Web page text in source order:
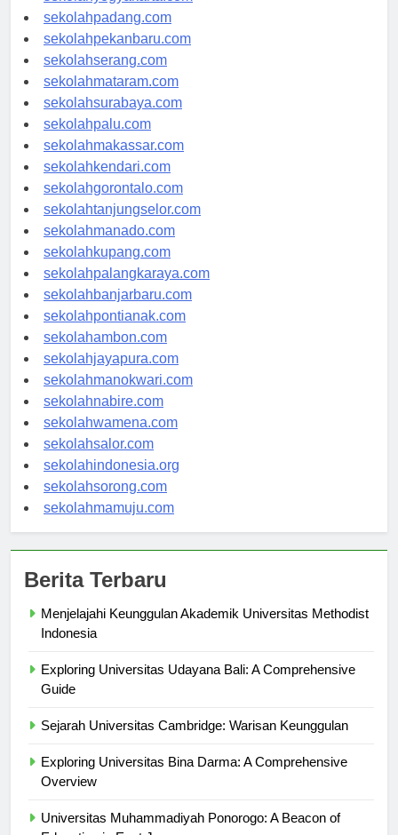
sekolahyogyakarta.com
sekolahpadang.com
sekolahpekanbaru.com
sekolahserang.com
sekolahmataram.com
sekolahsurabaya.com
sekolahpalu.com
sekolahmakassar.com
sekolahkendari.com
sekolahgorontalo.com
sekolahtanjungselor.com
sekolahmanado.com
sekolahkupang.com
sekolahpalangkaraya.com
sekolahbanjarbaru.com
sekolahpontianak.com
sekolahambon.com
sekolahjayapura.com
sekolahmanokwari.com
sekolahnabire.com
sekolahwamena.com
sekolahsalor.com
sekolahindonesia.org
sekolahsorong.com
Menjelajahi Keunggulan Akademik Universitas Methodist
Exploring Universitas Udayana Bali: A Comprehensive
Exploring Universitas Bina Darma: A Comprehensive